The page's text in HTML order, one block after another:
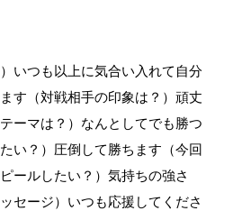
いつも以上に気合い入れて自分
す（対戦相手の印象は？）頑丈
ーマは？）なんとしてでも勝つ
い？）圧倒して勝ちます（今回
ールしたい？）気持ちの強さ
セージ）いつも応援してくださ